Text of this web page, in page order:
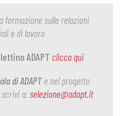
formazione sulle relazioni
e di lavoro
ADAPT clicca qui
di ADAPTe nel progetto
scrivi a:selezione@adapt.it